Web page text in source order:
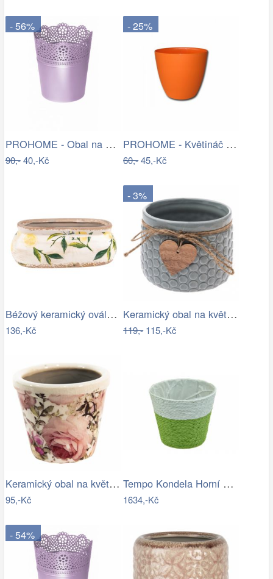
- 56%
PROHOME - Obal na květináč LACE 18cm
90,-40,-Kč
- 25%
PROHOME - Květináč dekorační ELLA 21cm…
60,-45,-Kč
Béžový keramický oválný obal na…
136,-Kč
- 3%
Keramický obal na květináč Heart, šedá,…
119,-115,-Kč
Keramický obal na květináč s růžemi…
95,-Kč
Tempo Kondela Horní skříňka JULIA TYP 2…
1634,-Kč
- 54%